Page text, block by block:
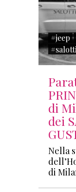
#jeep
di
dei
Nella
di